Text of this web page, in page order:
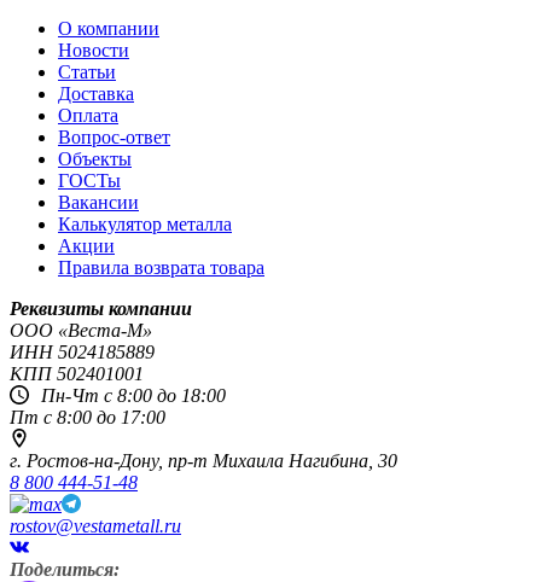
О компании
Новости
Статьи
Доставка
Оплата
Вопрос-ответ
Объекты
ГОСТы
Вакансии
Калькулятор металла
Акции
Правила возврата товара
Реквизиты компании
OOO «Веста-М»
ИНН5024185889
КПП502401001
Пн-Чт с 8:00 до 18:00
Пт с 8:00 до 17:00
г. Ростов-на-Дону, пр-т Михаила Нагибина, 30
8 800 444-51-48
rostov@vestametall.ru
Поделиться: